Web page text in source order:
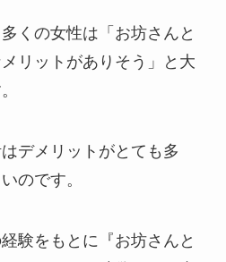
くの女性は「お坊さんと
リットがありそう」と大
デメリットがとても多
のです。
験をもとに『お坊さんと